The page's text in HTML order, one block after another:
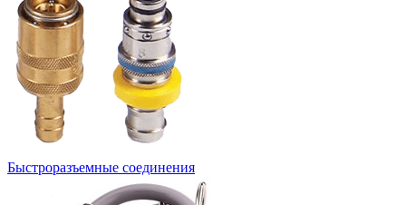
Быстроразъемные соединения